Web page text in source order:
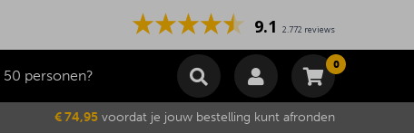
9.1 2.772 reviews
50 personen?
0
Winkelmand
Subtotaal €0,00
€ 74,95 voordat je jouw bestelling kunt afronden